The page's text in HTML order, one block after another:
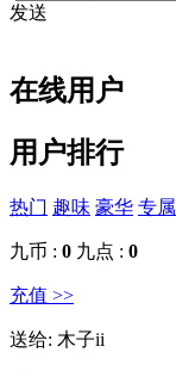
发送
在线用户
用户排行
热门 趣味 豪华 专属
九币 : 0 九点 : 0
充值 >>
送给: 木子ii